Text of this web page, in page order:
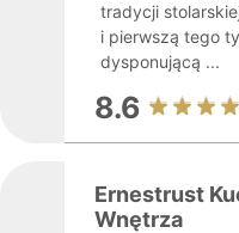
tradycji
i pierwszą tego
dysponującą ...
8.6
Ernestrust
Wnętrza